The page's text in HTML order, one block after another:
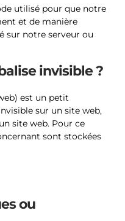
utilisé pour que notre
et de manière
sur notre serveur ou
invisible ?
est un petit
sur un site web,
site web. Pour ce
sont stockées
ou